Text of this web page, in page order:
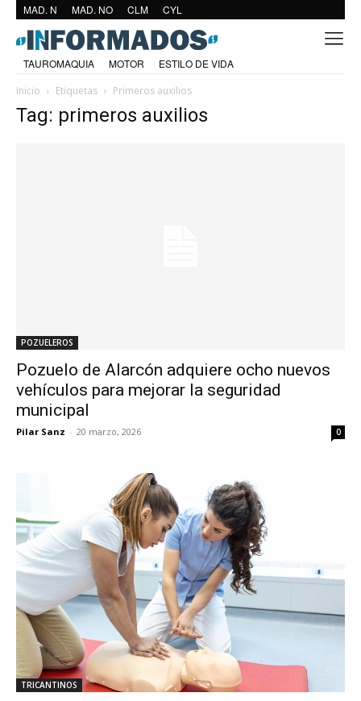
MAD. N MAD. NO CLM CYL
TAUROMAQUIA MOTOR
ESTILO DE VIDA
Inicio
Etiquetas Primeros auxilios
Tag: primeros auxilios
POZUELEROS
Pozuelo de Alarcón adquiere ocho nuevos
vehículos para mejorar la seguridad
municipal
Pilar Sanz - 20 marzo, 2026 0
TRICANTINOS